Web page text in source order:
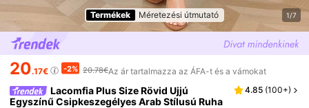
Termékek Méretezési útmutató 1/7
20.17€ -2% 20.78€Az ár tartalmazza az ÁFA-t és a vámokat
Lacomfia Plus Size Rövid Ujjú
Egyszínű Csipkeszegélyes Arab Stílusú Ruha
4.85 (100+)